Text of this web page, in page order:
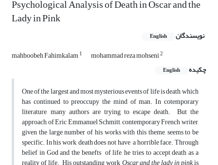
Psychological Analysis of Death in Oscar and the
Lady in Pink
نویسندگان English
mahboobeh Fahimkalam1 mohammad reza mohseni2
چکیده English
One of the largest and most mysterious events of life is death, which
has continued to preoccupy the mind of man. In cotemporary
literature, many authors are trying to escape death. But the
approach of Eric Emmanuel Schmitt, contemporary French writer,
given the large number of his works with this theme, seems to be
specific. In his work, death does not have a horrible face. Through
belief in God and the benefts of life, he tries to accept death as a